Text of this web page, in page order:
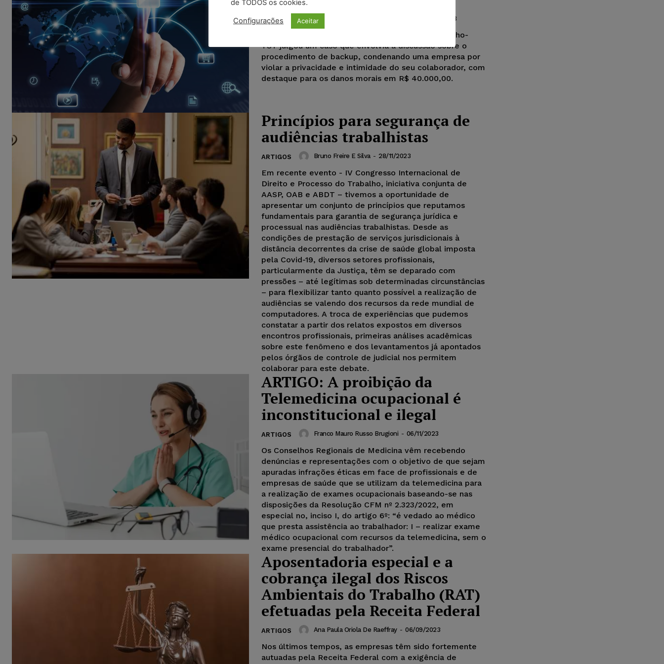
ARTIGOS Rodrigo Carvalho De Santana Pinho 21/12/2023
Em recente decisão, o Tribunal Superior do Trabalho-
TST julgou um caso que envolvia a discussão sobre o
procedimento de backup, condenando uma empresa por
violar a privacidade e intimidade do seu colaborador, com
destaque para os danos morais em R$ 40.000,00.
Princípios para segurança de
audiências trabalhistas
ARTIGOS Bruno Freire E Silva - 28/11/2023
Em recente evento - IV Congresso Internacional de
Direito e Processo do Trabalho, iniciativa conjunta de
AASP, OAB e ABDT – tivemos a oportunidade de
apresentar um conjunto de princípios que reputamos
fundamentais para garantia de segurança jurídica e
processual nas audiências trabalhistas. Desde as
condições de prestação de serviços jurisdicionais à
distância decorrentes da crise de saúde global imposta
pela Covid-19, diversos setores profissionais,
particularmente da Justiça, têm se deparado com
pressões – até legítimas sob determinadas circunstâncias
– para flexibilizar tanto quanto possível a realização de
audiências se valendo dos recursos da rede mundial de
computadores. A troca de experiências que pudemos
constatar a partir dos relatos expostos em diversos
encontros profissionais, primeiras análises acadêmicas
sobre este fenômeno e dos levantamentos já apontados
pelos órgãos de controle de judicial nos permitem
colaborar para este debate.
ARTIGO: A proibição da
Telemedicina ocupacional é
inconstitucional e ilegal
ARTIGOS Franco Mauro Russo Brugioni - 06/11/2023
Os Conselhos Regionais de Medicina vêm recebendo
denúncias e representações com o objetivo de que sejam
apuradas infrações éticas em face de profissionais e de
empresas de saúde que se utilizam da telemedicina para
a realização de exames ocupacionais baseando-se nas
disposições da Resolução CFM nº 2.323/2022, em
especial no, inciso I, do artigo 6º: “é vedado ao médico
que presta assistência ao trabalhador: I – realizar exame
médico ocupacional com recursos da telemedicina, sem o
exame presencial do trabalhador”.
Aposentadoria especial e a
cobrança ilegal dos Riscos
Ambientais do Trabalho (RAT)
efetuadas pela Receita Federal
ARTIGOS Ana Paula Oriola De Raeffray - 06/09/2023
Nos últimos tempos, as empresas têm sido fortemente
autuadas pela Receita Federal com a exigência de
de TODOS os cookies.
Configurações Aceitar